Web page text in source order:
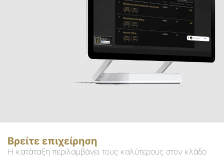
Βρείτε επιχείρηση
Η κατάταξη περιλαμβάνει τους καλύτερους στον κλάδο